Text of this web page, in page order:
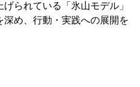
げられている「氷山モデル」
め、行動・実践への展開を